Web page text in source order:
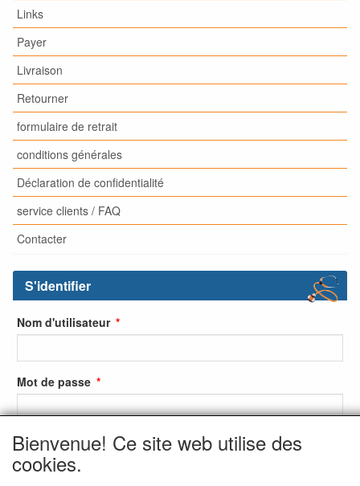
Links
Payer
Livraison
Retourner
formulaire de retrait
conditions générales
Déclaration de confidentialité
service clients / FAQ
Contacter
S'identifier
Nom d'utilisateur
Mot de passe
S'identifier
Bienvenue! Ce site web utilise des
cookies.